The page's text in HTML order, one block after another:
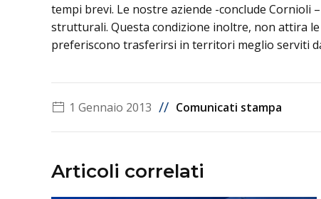
tempi brevi. Le nostre aziende -conclude Cornioli
strutturali. Questa condizione inoltre, non attira
preferiscono trasferirsi in territori meglio serviti
1 Gennaio 2013 // Comunicati stampa
Articoli correlati